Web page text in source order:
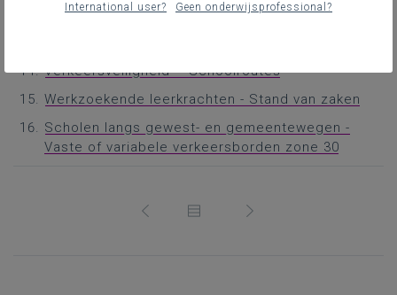
Verloning
Verkeersveiligheid – Schoolroutes
Werkzoekende leerkrachten - Stand van zaken
Scholen langs gewest- en gemeentewegen -
Vaste of variabele verkeersborden zone 30
International user? Geen onderwijsprofessional?